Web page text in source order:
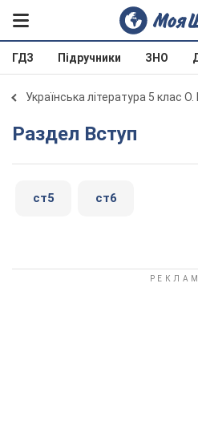
ГДЗ Підручники ЗНО
Українська література 5 клас
Раздел Вступ
ст5 ст6